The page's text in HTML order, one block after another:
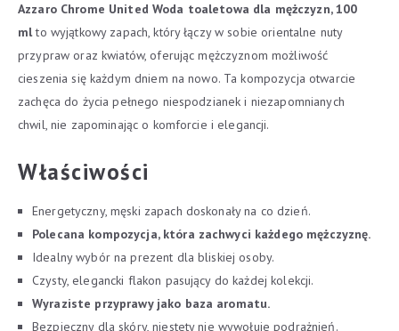
Azzaro Chrome United Woda toaletowa dla mężczyzn, 100
mlto wyjątkowy zapach, który łączy w sobie orientalne nuty
przypraw oraz kwiatów, oferując mężczyznom możliwość
cieszenia się każdym dniem na nowo. Ta kompozycja otwarcie
zachęca do życia pełnego niespodzianek i niezapomnianych
chwil, nie zapominając o komforcie i elegancji.
Właściwości
Energetyczny, męski zapach doskonały na co dzień.
Polecana kompozycja, która zachwyci każdego mężczyznę.
Idealny wybór na prezent dla bliskiej osoby.
Czysty, elegancki flakon pasujący do każdej kolekcji.
Wyraziste przyprawy jako baza aromatu.
Bezpieczny dla skóry, niestety nie wywołuje podrażnień.